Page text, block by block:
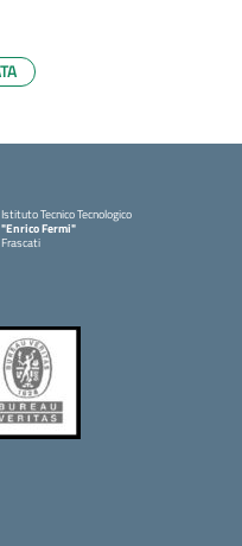
Istituto Tecnico Tecnologico
"Enrico Fermi"
Frascati